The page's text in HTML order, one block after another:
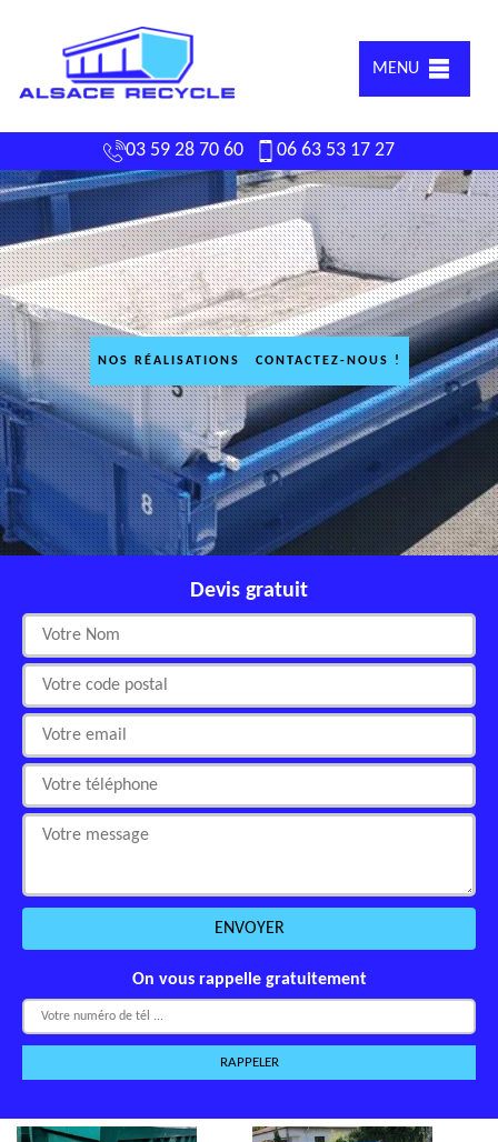
MENU
03 59 28 70 60 06 63 53 17 27
NOS RÉALISATIONS CONTACTEZ-NOUS !
Devis gratuit
On vous rappelle gratuitement